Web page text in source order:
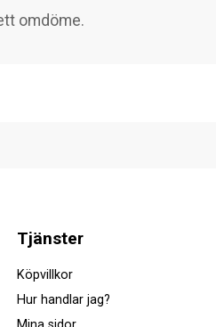
Tjänster
Köpvillkor
Hur handlar jag?